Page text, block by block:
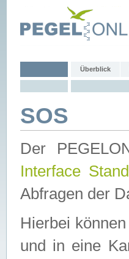
Überblick
SOS
Der
Interface
Abfragen der
Hierbei
und in eine